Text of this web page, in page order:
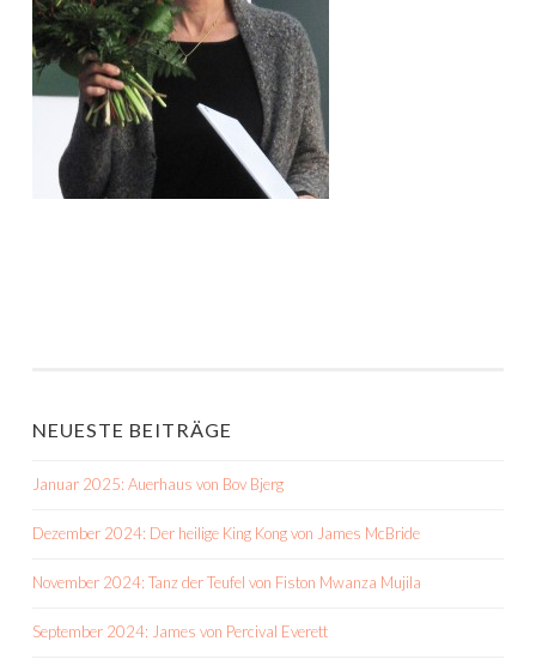
NEUESTE BEITRÄGE
Januar 2025: Auerhaus von Bov Bjerg
Dezember 2024: Der heilige King Kong von James McBride
November 2024: Tanz der Teufel von Fiston Mwanza Mujila
September 2024: James von Percival Everett